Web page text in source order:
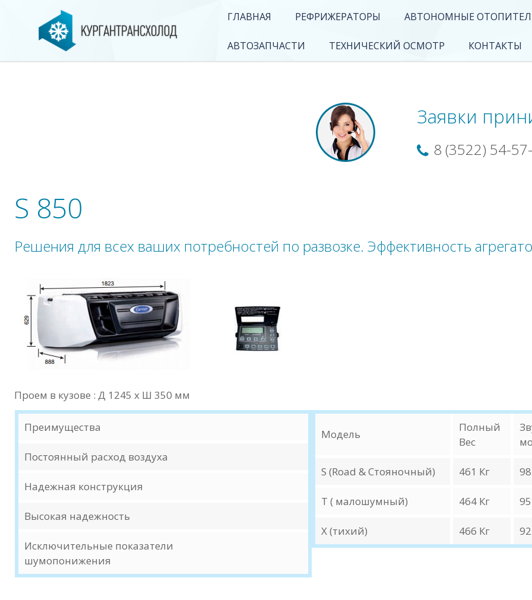
ГЛАВНАЯ РЕФРИЖЕРАТОРЫ АВТОНОМНЫЕ
АВТОЗАПЧАСТИ ТЕХНИЧЕСКИЙ ОСМОТР КОНТАКТЫ
Заявки
8 (3522) 54-
S 850
Решения для всех ваших потребностей по развозке. Эффективность
Проем в кузове : Д 1245 x Ш 350 мм
Преимущества
Постоянный расход воздуха
Надежная конструкция
Высокая надежность
Исключительные показатели
шумопонижения
Модель
Полный
Вес
S (Road & Стояночный) 461 Кг
T ( малошумный) 464 Кг
X (тихий) 466 Кг